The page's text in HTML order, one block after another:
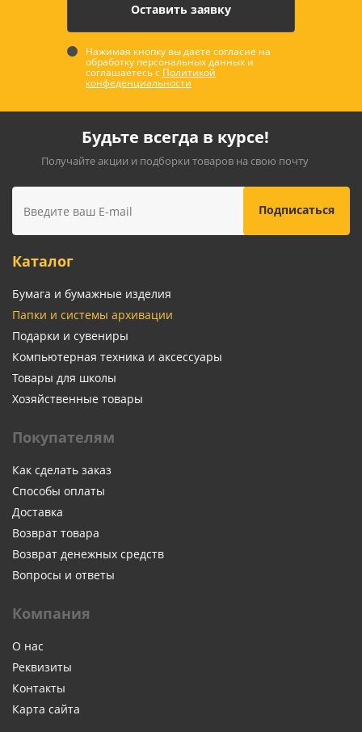
Нажимая кнопку вы даете согласие на
обработку персональных данных и
соглашаетесь с Политикой
конфеденциальности
Будьте всегда в курсе!
Получайте акции и подборки товаров на свою почту
Каталог
Бумага и бумажные изделия
Папки и системы архивации
Подарки и сувениры
Компьютерная техника и аксессуары
Товары для школы
Хозяйственные товары
Покупателям
Как сделать заказ
Способы оплаты
Доставка
Возврат товара
Возврат денежных средств
Вопросы и ответы
Компания
О нас
Реквизиты
Контакты
Карта сайта